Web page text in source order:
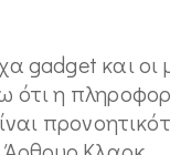
gadget και οι
ότι η